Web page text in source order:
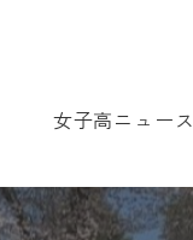
女子高ニュース
入